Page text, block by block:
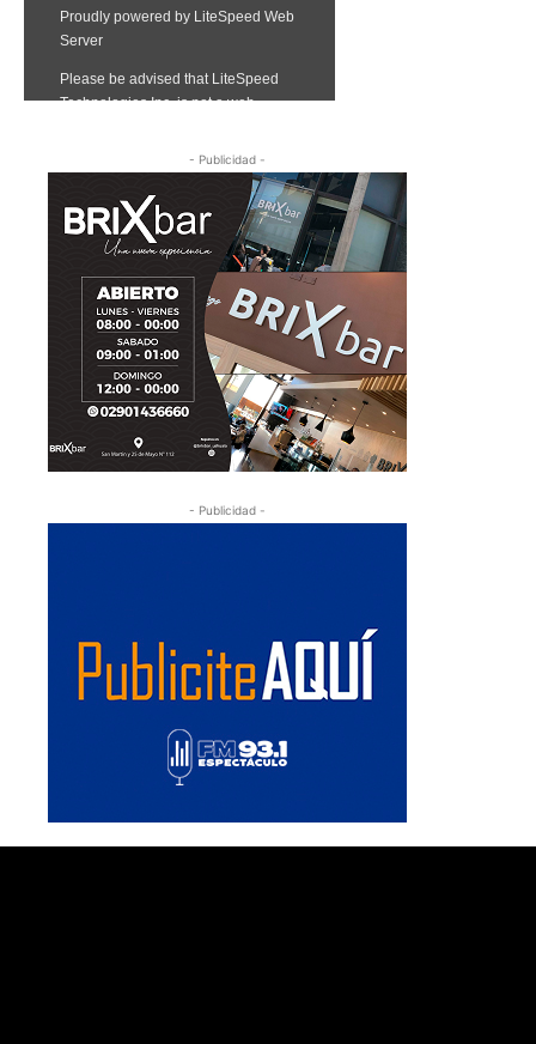
- Publicidad -
- Publicidad -